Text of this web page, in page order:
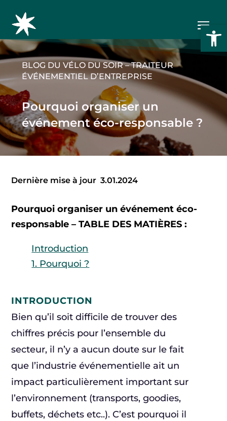
Ouvrir
BLOG DU VÉLO DU SOIR – TRAITEUR
ÉVÉNEMENTIEL D’ENTREPRISE
Pourquoi organiser un
événement éco-responsable ?
Dernière mise à jour 3.01.2024
Pourquoi organiser un événement éco-
responsable – TABLE DES MATIÈRES :
Introduction
1. Pourquoi ?
INTRODUCTION
Bien qu’il soit difficile de trouver des
chiffres précis pour l’ensemble du
secteur, il n’y a aucun doute sur le fait
que l’industrie événementielle ait un
impact particulièrement important sur
l’environnement (transports, goodies,
buffets, déchets etc..). C’est pourquoi il